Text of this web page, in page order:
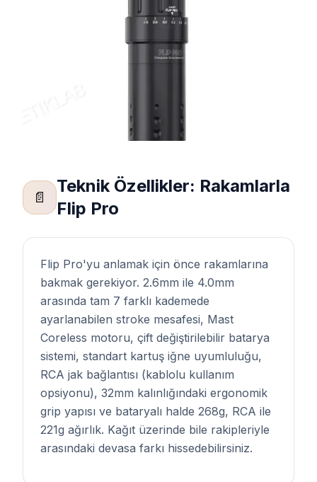
📄
Teknik Özellikler: Rakamlarla
Flip Pro
Flip Pro'yu anlamak için önce rakamlarına
bakmak gerekiyor. 2.6mm ile 4.0mm
arasında tam 7 farklı kademede
ayarlanabilen stroke mesafesi, Mast
Coreless motoru, çift değiştirilebilir batarya
sistemi, standart kartuş iğne uyumluluğu,
RCA jak bağlantısı (kablolu kullanım
opsiyonu), 32mm kalınlığındaki ergonomik
grip yapısı ve bataryalı halde 268g, RCA ile
221g ağırlık. Kağıt üzerinde bile rakipleriyle
arasındaki devasa farkı hissedebilirsiniz.